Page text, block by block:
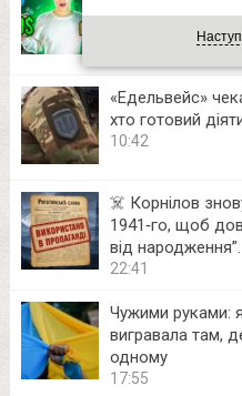
на приватних
зробити кожен
«Едельвейс»
хто готовий
10:42
☠️ Корнілов
1941‑го, щоб
від народження”.
22:41
Чужими руками:
вигравала там,
одному
17:55